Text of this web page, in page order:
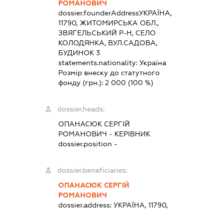
РОМАНОВИЧ
dossier.founderAddressУКРАЇНА,
11790, ЖИТОМИРСЬКА ОБЛ.,
ЗВЯГЕЛЬСЬКИЙ Р-Н, СЕЛО
КОЛОДЯНКА, ВУЛ.САДОВА,
БУДИНОК 3
statements.nationality: Україна
Розмір внеску до статутного
фонду (грн.): 2 000 (100 %)
dossier.heads:
ОПАНАСЮК СЕРГІЙ
РОМАНОВИЧ - КЕРІВНИК
dossier.position -
dossier.beneficiaries:
ОПАНАСЮК СЕРГІЙ
РОМАНОВИЧ
dossier.address: УКРАЇНА, 11790,